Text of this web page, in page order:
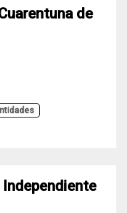
de